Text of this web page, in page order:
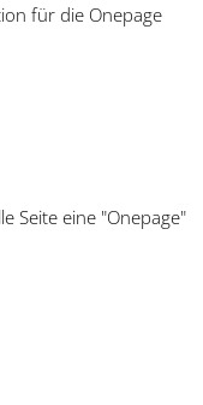
für die Onepage
Seite eine "Onepage"